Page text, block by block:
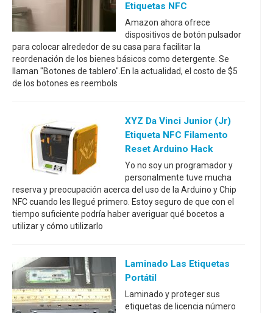
Etiquetas NFC
Amazon ahora ofrece
dispositivos de botón pulsador
para colocar alrededor de su casa para facilitar la
reordenación de los bienes básicos como detergente. Se
llaman "Botones de tablero".En la actualidad, el costo de $5
de los botones es reembols
XYZ Da Vinci Junior (jr)
Etiqueta NFC Filamento
Reset Arduino Hack
Yo no soy un programador y
personalmente tuve mucha
reserva y preocupación acerca del uso de la Arduino y Chip
NFC cuando les llegué primero. Estoy seguro de que con el
tiempo suficiente podría haber averiguar qué bocetos a
utilizar y cómo utilizarlo
Laminado Las Etiquetas
Portátil
Laminado y proteger sus
etiquetas de licencia número